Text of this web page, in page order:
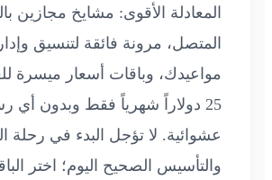
المعادلة الأقوى: مشايخ مجازين
المتصل، مرونة فائقة لتنسيق
مواعيدك، وباقات أسعار ميسرة
25 دولاراً شهرياً فقط وبدون أي
عشوائية. لا تؤجل البدء في رحلة
والتأسيس الصحيح اليوم؛ اختر